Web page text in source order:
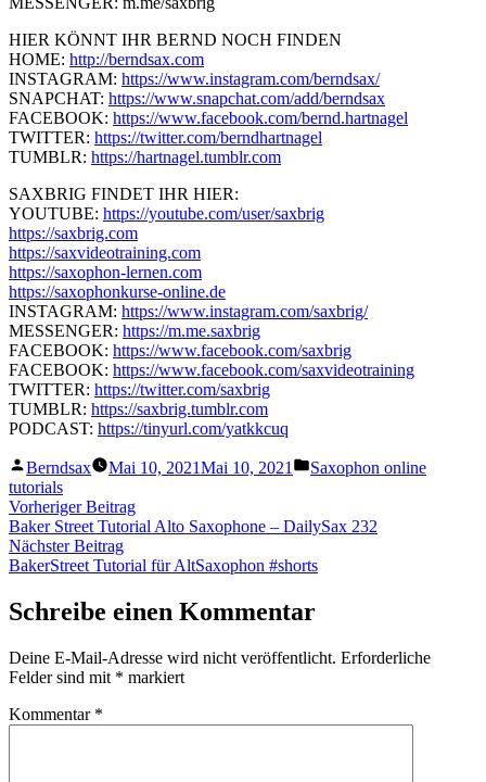
HIER KÖNNT IHR BERND NOCH FINDEN
HOME: http://berndsax.com
INSTAGRAM: https://www.instagram.com/berndsax/
SNAPCHAT: https://www.snapchat.com/add/berndsax
FACEBOOK: https://www.facebook.com/bernd.hartnagel
TWITTER: https://twitter.com/berndhartnagel
TUMBLR: https://hartnagel.tumblr.com
SAXBRIG FINDET IHR HIER:
YOUTUBE: https://youtube.com/user/saxbrig
https://saxbrig.com
https://saxvideotraining.com
https://saxophon-lernen.com
https://saxophonkurse-online.de
INSTAGRAM: https://www.instagram.com/saxbrig/
MESSENGER: https://m.me.saxbrig
FACEBOOK: https://www.facebook.com/saxbrig
FACEBOOK: https://www.facebook.com/saxvideotraining
TWITTER: https://twitter.com/saxbrig
TUMBLR: https://saxbrig.tumblr.com
PODCAST: https://tinyurl.com/yatkkcuq
Veröffentlicht
von
Berndsax Mai 10, 2021Mai 10, 2021
Veröffentlicht
Saxophon online
tutorials
Beitragsnavigation
Vorheriger BeitragVorheriger
Beitrag:
Baker Street Tutorial Alto Saxophone – DailySax 232
Nächster BeitragNächster
Beitrag:
BakerStreet Tutorial für AltSaxophon #shorts
Schreibe einen Kommentar
Deine E-Mail-Adresse wird nicht veröffentlicht. Erforderliche
Felder sind mit * markiert
Kommentar *